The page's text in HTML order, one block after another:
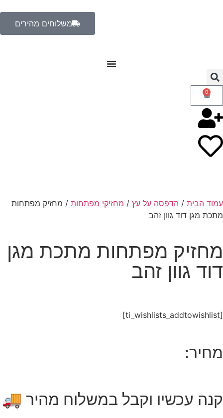
משלוחים מהירים
0
עמוד הבית / הדפסה על עץ / מחזיקי מפתחות / מחזיק מפתחות
מתכת מגן דוד גוון זהב
מחזיק מפתחות מתכת מגן
דוד גוון זהב
[ti_wishlists_addtowishlist]
מחיר:
קנה עכשיו וקבל במשלוח מהיר 🚚